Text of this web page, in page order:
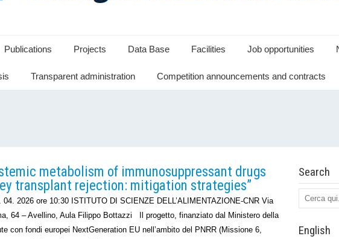
Publications Projects Data Base Facilities Job opportunities
Transparent administration Competition announcements and contracts
metabolism of immunosuppressant drugs
transplant rejection: mitigation strategies”
04. 2026 ore 10:30 ISTITUTO DI SCIENZE DELL’ALIMENTAZIONE-CNR Via
64 – Avellino, Aula Filippo Bottazzi Il progetto, finanziato dal Ministero della
con fondi europei NextGeneration EU nell’ambito del PNRR (Missione 6,
Search
English